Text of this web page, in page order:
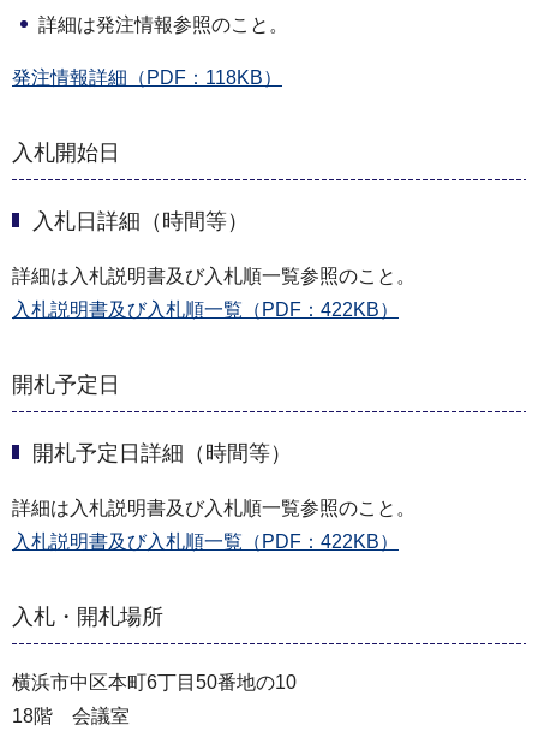
詳細は発注情報参照のこと。
発注情報詳細（PDF：118KB）
入札開始日
入札日詳細（時間等）
詳細は入札説明書及び入札順一覧参照のこと。
入札説明書及び入札順一覧（PDF：422KB）
開札予定日
開札予定日詳細（時間等）
詳細は入札説明書及び入札順一覧参照のこと。
入札説明書及び入札順一覧（PDF：422KB）
入札・開札場所
横浜市中区本町6丁目50番地の10
18階 会議室